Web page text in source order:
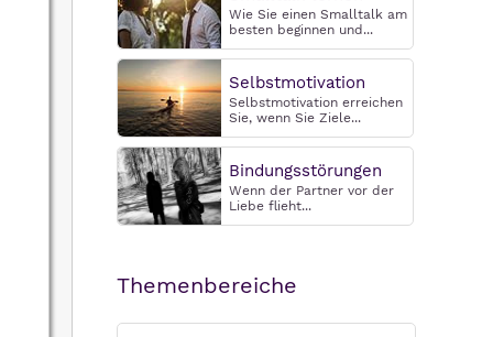
Wie Sie einen Smalltalk am
besten beginnen und...
Selbstmotivation
Selbstmotivation erreichen
Sie, wenn Sie Ziele...
Bindungsstörungen
Wenn der Partner vor der
Liebe flieht...
Themenbereiche